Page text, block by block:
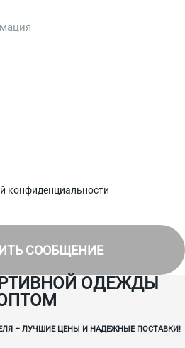
конфиденциальности
СООБЩЕНИЕ
ОДЕЖДЫ
– ЛУЧШИЕ ЦЕНЫ И НАДЕЖНЫЕ ПОСТАВКИ!